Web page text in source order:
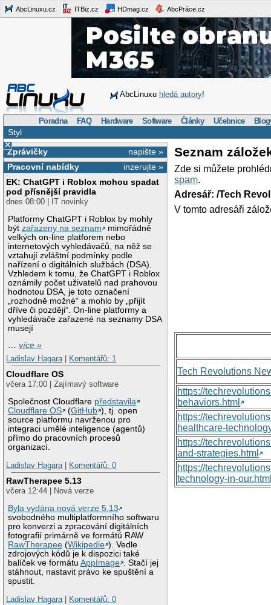
AbcLinuxu.cz ITBiz.cz HDmag.cz AbcPráce.cz
AbcLinuxu hledá autory!
Poradna FAQ Hardware Software Články Učebnice
Styl
×
napište »
Zprávičky
inzerujte »
Pracovní nabídky
EK: ChatGPT i Roblox mohou spadat
pod přísnější pravidla
dnes 08:00 | IT novinky
Platformy ChatGPT i Roblox by mohly
býtzařazeny na seznam
mimořádně
velkých on-line platforem nebo
internetových vyhledávačů, na něž se
vztahují zvláštní podmínky podle
nařízení o digitálních službách (DSA).
Vzhledem k tomu, že ChatGPT i Roblox
oznámily počet uživatelů nad prahovou
hodnotou DSA, je toto označení
„rozhodně možné“ a mohlo by „přijít
dříve či později“. On-line platformy a
vyhledávače zařazené na seznamy DSA
musejí
…více »
Ladislav Hagara
Komentářů: 1
Cloudflare OS
včera 17:00 | Zajímavý software
Společnost Cloudflare představila
Cloudflare OS
(GitHub ), tj. open
source platformu navrženou pro
integraci umělé inteligence (agentů)
přímo do pracovních procesů
organizací.
Ladislav Hagara
Komentářů: 0
RawTherapee 5.13
včera 12:44 | Nová verze
Byla vydána nová verze 5.13
svobodného multiplatformního softwaru
pro konverzi a zpracování digitálních
fotografií primárně ve formátů RAW
RawTherapee (Wikipedie ). Vedle
zdrojových kódů je k dispozici také
balíček ve formátuAppImage . Stačí jej
stáhnout, nastavit právo ke spuštění a
spustit.
Ladislav Hagara
Komentářů: 0
Seznam
Zde si můžete
spam.
Adresář: /Tech
V tomto adresáři
Tech Revolutions
https://
behaviors.html
https://
healthcare-
https://
and-strategies.html
https://
technology-in-